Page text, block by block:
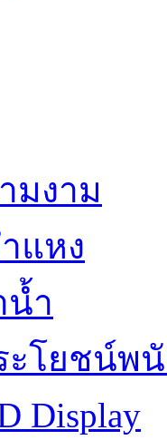
มงาม
แหง
น้ำ
โยชน์พ
Display